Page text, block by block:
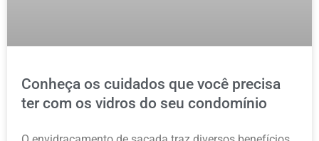
Conheça os cuidados que você precisa
ter com os vidros do seu condomínio